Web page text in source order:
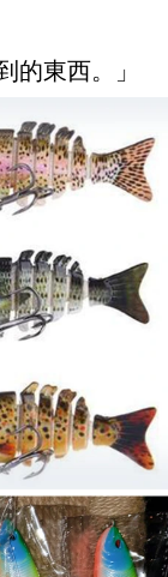
的東西。」